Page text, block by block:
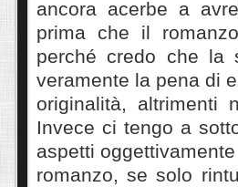
ancora acerbe a
prima che il
perché credo che la
veramente la pena di
originalità, altrimenti
Invece ci tengo a
aspetti
romanzo, se solo